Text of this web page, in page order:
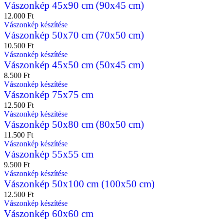
Vászonkép 45x90 cm (90x45 cm)
12.000 Ft
Vászonkép készítése
Vászonkép 50x70 cm (70x50 cm)
10.500 Ft
Vászonkép készítése
Vászonkép 45x50 cm (50x45 cm)
8.500 Ft
Vászonkép készítése
Vászonkép 75x75 cm
12.500 Ft
Vászonkép készítése
Vászonkép 50x80 cm (80x50 cm)
11.500 Ft
Vászonkép készítése
Vászonkép 55x55 cm
9.500 Ft
Vászonkép készítése
Vászonkép 50x100 cm (100x50 cm)
12.500 Ft
Vászonkép készítése
Vászonkép 60x60 cm